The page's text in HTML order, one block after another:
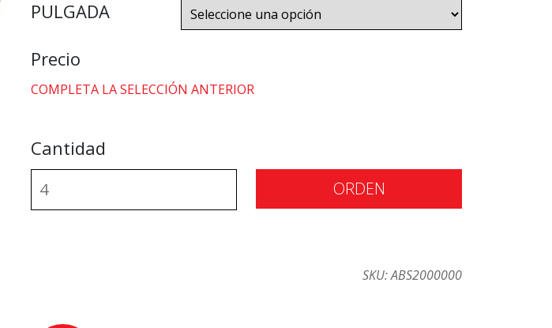
PULGADA
Precio
COMPLETA LA SELECCIÓN ANTERIOR
Cantidad
ORDEN
SKU:ABS2000000